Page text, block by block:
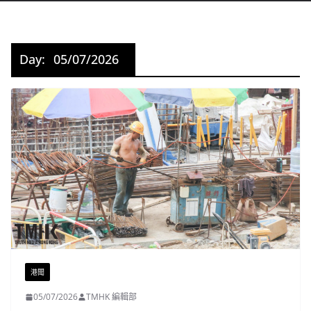
Day: 05/07/2026
港聞
05/07/2026 TMHK 編輯部